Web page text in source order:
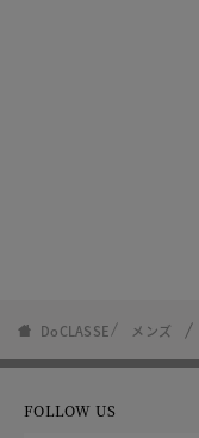
DoCLASSE メンズ
FOLLOW US